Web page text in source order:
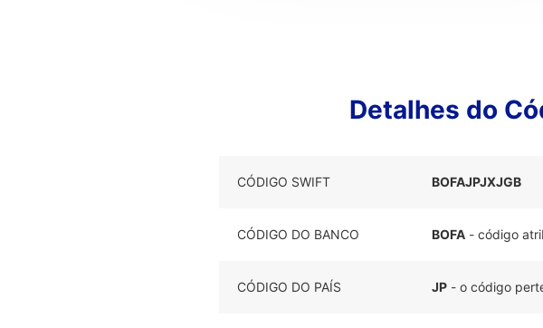
Detalhes do
CÓDIGO SWIFT BOFAJPJXJGB
CÓDIGO DO BANCO BOFA - código
CÓDIGO DO PAÍS JP - o código